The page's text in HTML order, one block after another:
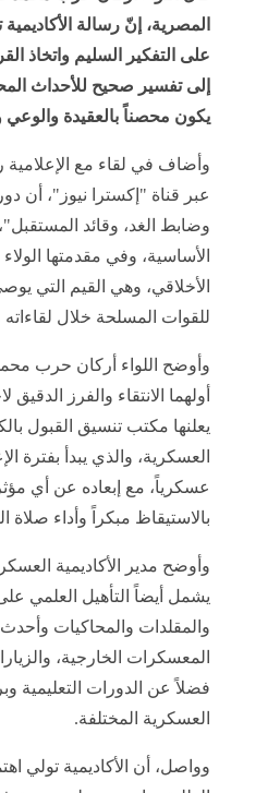
المصرية، إنّ رسالة
على التفكير السليم واتخاذ
إلى تفسير صحيح للأحداث
يكون محصناً بالعقيدة والوعي
وأضاف في لقاء مع الإعلامية
عبر قناة "إكسترا نيوز"، أن
وضابط الغد، وقائد
الأساسية، وفي مقدمتها الولاء
الأخلاقي، وهي القيم التي
للقوات المسلحة خلال
وأوضح اللواء أركان حرب
أولهما الانتقاء والفرز
يعلنها مكتب تنسيق القبول
عسكرياً، مع إبعاده عن أي
بالاستيقاظ مبكراً وأداء
وأوضح مدير الأكاديمية
والمقلدات والمحاكيات وأحدث
المعسكرات الخارجية،
فضلاً عن الدورات التعليمية
العسكرية المختلفة.
وواصل، أن الأكاديمية تولي